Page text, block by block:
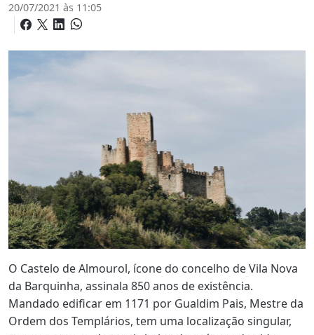
20/07/2021 às 11:05
O Castelo de Almourol, ícone do concelho de Vila Nova
da Barquinha, assinala 850 anos de existência.
Mandado edificar em 1171 por Gualdim Pais, Mestre da
Ordem dos Templários, tem uma localização singular,